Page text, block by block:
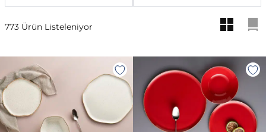
773 Ürün Listeleniyor